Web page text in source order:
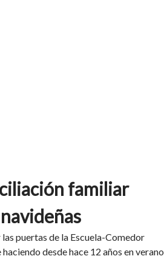
familiar
puertas de la Escuela-Comedor
desde hace 12 años en verano,